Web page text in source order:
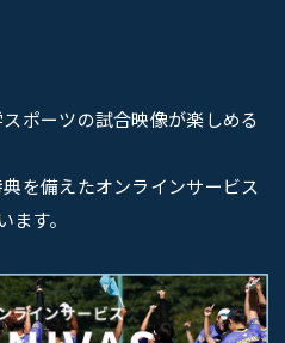
ポーツの試合映像が楽しめる
を備えたオンラインサービス
す。